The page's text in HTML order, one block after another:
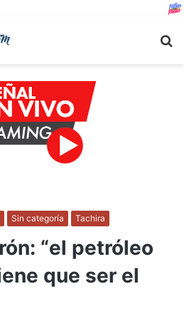
Sin categoría Tachira
“el petróleo
que ser el